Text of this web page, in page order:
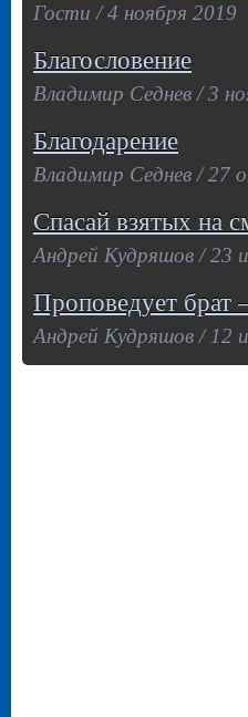
Гости / 4 ноября 2019
Благословение
Владимир Седнев / 3
Благодарение
Владимир Седнев / 27
Спасай взятых на
Андрей Кудряшов / 23
Проповедует
Андрей Кудряшов / 12